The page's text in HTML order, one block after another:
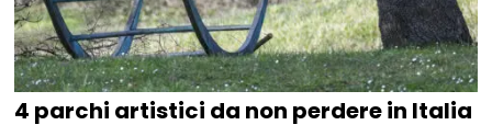
4 parchi artistici da non perdere in Italia